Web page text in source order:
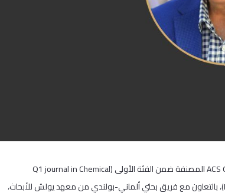
نشر الدكتور يوسف نجاجرة مقالًا علميًا في المجلة الدولية المرموقة ACS Omega المصنفة ضمن الفئة الأولى (Q1 journal in Chemical
Engineering and a Q2 journal in Chemistry according to SCImago (SJR))، بالتعاون مع فريق بحثي ألماني-بولندي من معهد يولش للأبحاث،